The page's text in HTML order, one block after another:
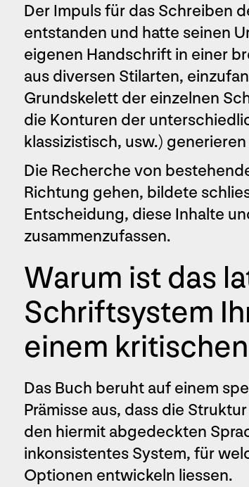
Der Impuls für das Schreiben
entstanden und hatte seinen
eigenen Handschrift in einer
aus diversen Stilarten,
Grundskelett der einzelnen
die Konturen der
klassizistisch, usw.)
Die Recherche von
Richtung gehen, bildete
Entscheidung, diese Inhalte
zusammenzufassen.
Warum ist das
Schriftsystem
einem
Das Buch beruht auf einem
Prämisse aus, dass die
den hiermit abgedeckten
inkonsistentes System, für
Optionen entwickeln liessen.